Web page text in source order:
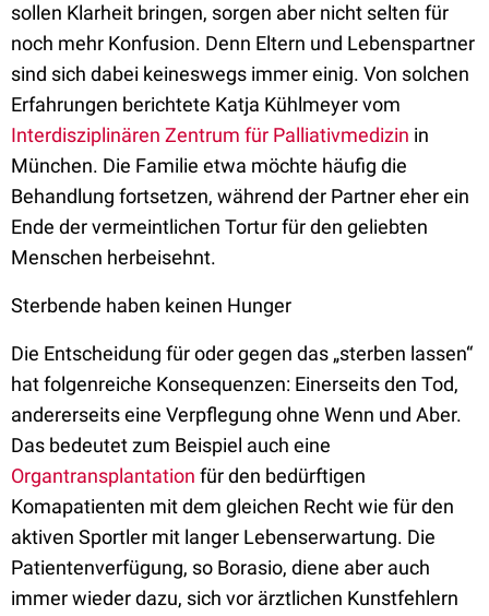
sollen Klarheit bringen, sorgen aber nicht selten für
noch mehr Konfusion. Denn Eltern und Lebenspartner
sind sich dabei keineswegs immer einig. Von solchen
Erfahrungen berichtete Katja Kühlmeyer vom
Interdisziplinären Zentrum für Palliativmedizin in
München. Die Familie etwa möchte häufig die
Behandlung fortsetzen, während der Partner eher ein
Ende der vermeintlichen Tortur für den geliebten
Menschen herbeisehnt.
Sterbende haben keinen Hunger
Die Entscheidung für oder gegen das „sterben lassen“
hat folgenreiche Konsequenzen: Einerseits den Tod,
andererseits eine Verpflegung ohne Wenn und Aber.
Das bedeutet zum Beispiel auch eine
Organtransplantation für den bedürftigen
Komapatienten mit dem gleichen Recht wie für den
aktiven Sportler mit langer Lebenserwartung. Die
Patientenverfügung, so Borasio, diene aber auch
immer wieder dazu, sich vor ärztlichen Kunstfehlern